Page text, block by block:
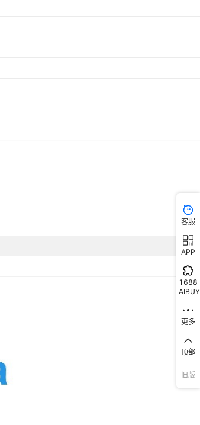
客服
APP
1688
AIBUY
更多
顶部
旧版